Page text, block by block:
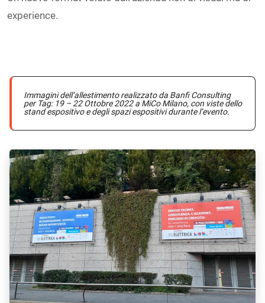
experience.
Immagini dell’allestimento realizzato da Banfi Consulting
per Tag: 19 – 22 Ottobre 2022 a MiCo Milano, con viste dello
stand espositivo e degli spazi espositivi durante l’evento.